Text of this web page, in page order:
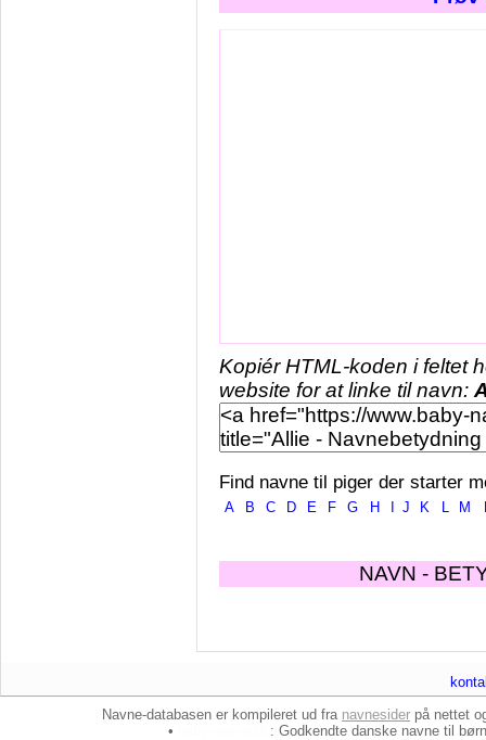
Kopiér HTML-koden i feltet
website for at linke til navn:
Find navne til piger der starter
A B C D E F G H J K L M
NAVN -
Navne-databasen er kompileret ud fra navnesider på nettet
•
: Godkendte danske navne til børn